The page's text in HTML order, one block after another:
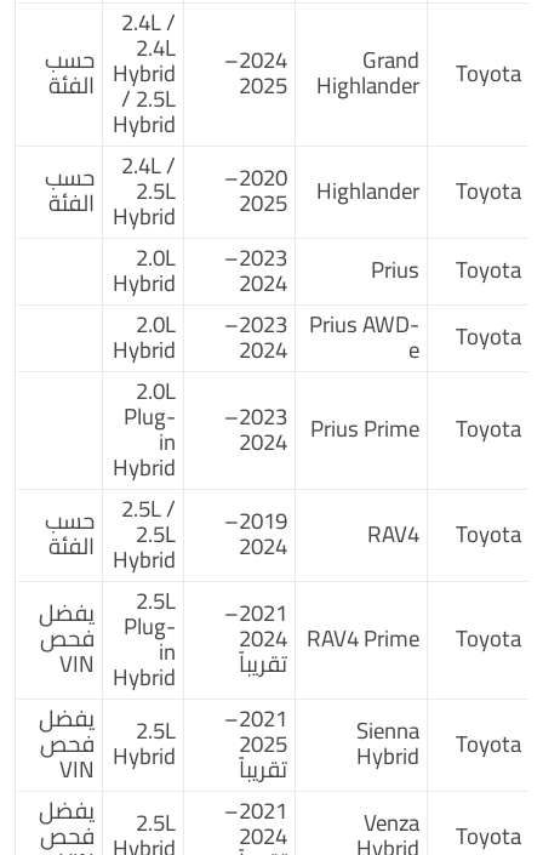
Toyota
Grand
Highlander
2024–
2025
2.4L /
2.4L
Hybrid
/ 2.5L
Hybrid
حسب
الفئة
Toyota
Highlander
2020–
2025
2.4L /
2.5L
Hybrid
حسب
الفئة
Toyota
Prius
2023–
2024
2.0L
Hybrid
Toyota
Prius AWD-
e
2023–
2024
2.0L
Hybrid
Toyota
Prius Prime
2023–
2024
2.0L
Plug-
in
Hybrid
Toyota
RAV4
2019–
2024
2.5L /
2.5L
Hybrid
حسب
الفئة
Toyota
RAV4 Prime
2021–
2024
تقريباً
2.5L
Plug-
in
Hybrid
يفضل
فحص
VIN
Toyota
Sienna
Hybrid
2021–
2025
تقريباً
2.5L
Hybrid
يفضل
فحص
VIN
Toyota
Venza
2021–
2024
2.5L يفضل
فحص